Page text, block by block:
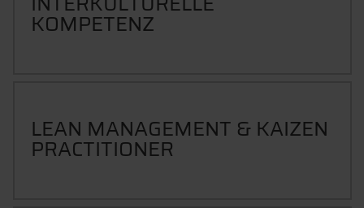
KOMPETENZ
LEAN MANAGEMENT & KAIZEN
PRACTITIONER